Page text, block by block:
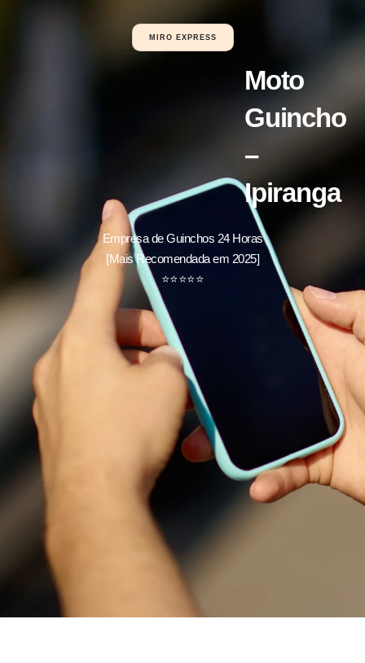
MIRO EXPRESS
Moto
Guincho
–
Ipiranga
Empresa de Guinchos 24 Horas
[Mais Recomendada em 2025]
⭐⭐⭐⭐⭐